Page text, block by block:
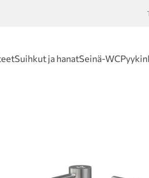
Suihkut ja hanatSeinä-WC